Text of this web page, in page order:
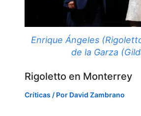
Enrique Ángeles
de la Garza
Rigoletto en Monterrey
Críticas / Por David Zambrano